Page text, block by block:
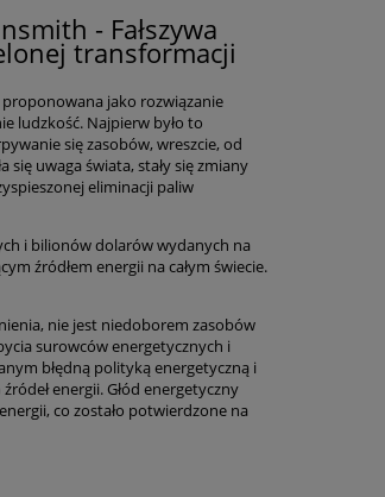
- Fałszywa
transformacji
proponowana jako rozwiązanie
ludzkość. Najpierw było to
się zasobów, wreszcie, od
uwaga świata, stały się zmiany
eliminacji paliw
i bilionów dolarów wydanych na
źródłem energii na całym świecie.
nie jest niedoborem zasobów
surowców energetycznych i
błędną polityką energetyczną i
energii. Głód energetyczny
co zostało potwierdzone na